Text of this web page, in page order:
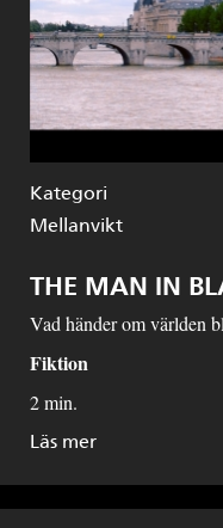
Kategori
Mellanvikt
THE MAN IN
Vad händer om världen
Fiktion
2 min.
Läs mer